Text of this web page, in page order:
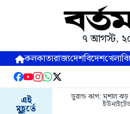
৭ আগস্ট,
কলকাতারাজ্যদেশবিদেশখেলা
এই
মুহূর্তে
ডুরান্ড কাপ: মশাল